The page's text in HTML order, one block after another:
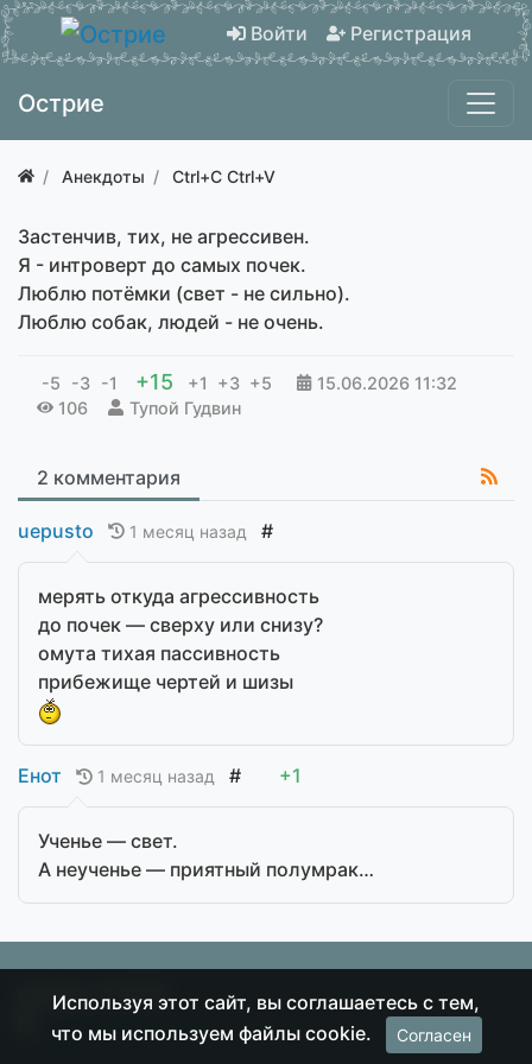
Войти Регистрация
Острие
Анекдоты Ctrl+C Ctrl+V
Застенчив, тих, не агрессивен.
Я - интроверт до самых почек.
Люблю потёмки (свет - не сильно).
Люблю собак, людей - не очень.
-5 -3 -1 +15 +1 +3 +5 15.06.2026 11:32
106
Тупой Гудвин
2 комментария
uepusto 1 месяц назад #
мерять откуда агрессивность
до почек — сверху или снизу?
омута тихая пассивность
прибежище чертей и шизы
Енот 1 месяц назад # +1
Ученье — свет.
А неученье — приятный полумрак…
Острие © 2026
Используя этот сайт, вы соглашаетесь с тем,
что мы используем файлы cookie.
Согласен